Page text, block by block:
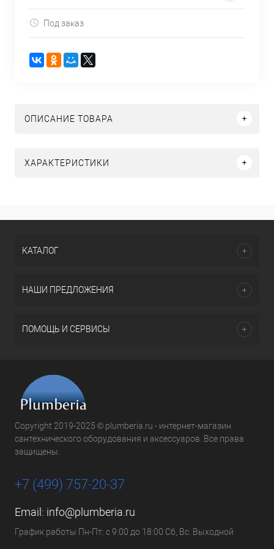
Под заказ
ОПИСАНИЕ ТОВАРА
ХАРАКТЕРИСТИКИ
КАТАЛОГ
НАШИ ПРЕДЛОЖЕНИЯ
ПОМОЩЬ И СЕРВИСЫ
Copyright 2019-2025 © plumberia.ru - интернет-магазин
сантехнического оборудования и аксессуаров. Все права
защищены.
+7 (499) 757-20-37
Email: info@plumberia.ru
График работы Пн-Пт: с 9:00 до 18:00 Сб, Вс: Выходной